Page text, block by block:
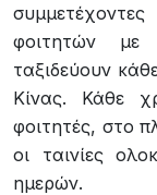
φοιτητών με
ταξιδεύουν
Κίνας. Κάθε
φοιτητές, στο
οι ταινίες
ημερών.